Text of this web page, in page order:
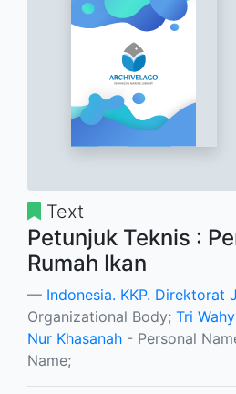
Text
Petunjuk Teknis :
Rumah Ikan
Indonesia. KKP. Direktorat
Organizational Body; Tri
Nur Khasanah - Personal
Name;